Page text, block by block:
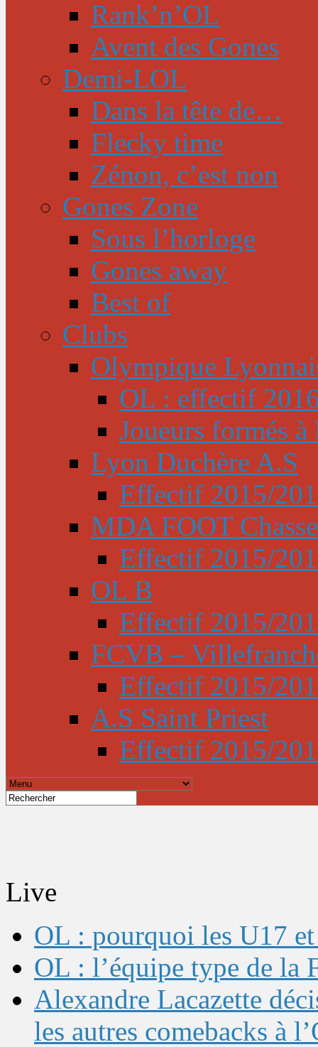
Rank’n’OL
Avent des Gones
Demi-LOL
Dans la tête de…
Flecky time
Zénon, c’est non
Gones Zone
Sous l’horloge
Gones away
Best of
Clubs
Olympique
OL : effectif
Joueurs formés
Lyon Duchère A.S
Effectif 2015/
MDA FOOT
Effectif 2015/
OL B
Effectif 2015/
FCVB –
Effectif 2015/
A.S Saint Priest
Effectif 2015/
Live
OL : pourquoi les U17
OL : l’équipe type de la
Alexandre Lacazette
les autres comebacks à